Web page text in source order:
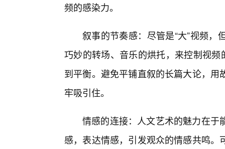
频的感染力。
叙事的节奏感：尽管是“大”视频
巧妙的转场、音乐的烘托，来控制视
到平衡。避免平铺直叙的长篇大论，
牢吸引住。
情感的连接：人文艺术的魅力在于
感，表达情感，引发观众的情感共鸣